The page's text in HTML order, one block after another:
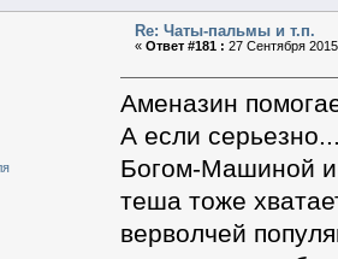
Re: Чаты-пальмы и т.п.
«Ответ #181 : 27 Сентября
Аменазин
А если
Богом-Машиной и
теша тоже
верволчей